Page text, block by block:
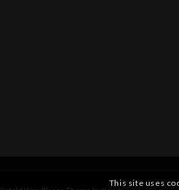
This site uses